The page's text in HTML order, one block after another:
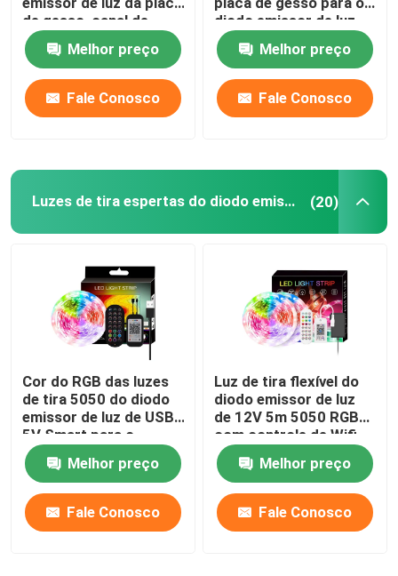
Diodo emissor de luz Flex Light de néon
Tubo do silicone do diodo emissor de luz
de gesso, canal de
alumínio expulso de
prata do diodo emissor
de luz
Melhor preço
Fale Conosco
diodo emissor de luz
iluminam a tampa
transparenteMelhor preço
Fale Conosco
Luzes de tira espertas do diodo emissor de luz (20)
Cor do RGB das luzes
de tira 5050 do diodo
emissor de luz de USB
5V Smart para o
certificado do CE do
fundo da tevêMelhor preço
Fale Conosco
Luz de tira flexível do
diodo emissor de luz
de 12V 5m 5050 RGB
com controle de Wifi
APP
Melhor preço
Fale Conosco